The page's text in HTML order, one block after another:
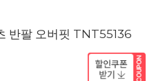
반팔 오버핏 TNT55136